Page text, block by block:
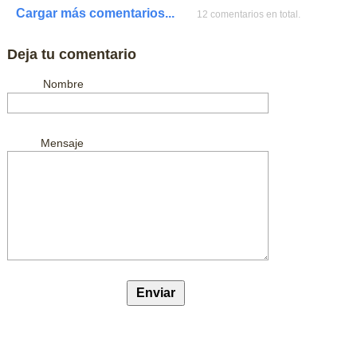
Cargar más comentarios... 12 comentarios en total.
Deja tu comentario
Nombre
Mensaje